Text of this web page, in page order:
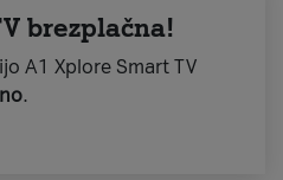
brezplačna!
A1 Xplore Smart TV
.